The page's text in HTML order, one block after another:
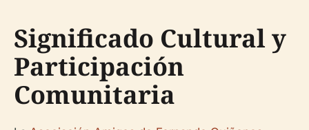
Significado Cultural y
Participación
Comunitaria